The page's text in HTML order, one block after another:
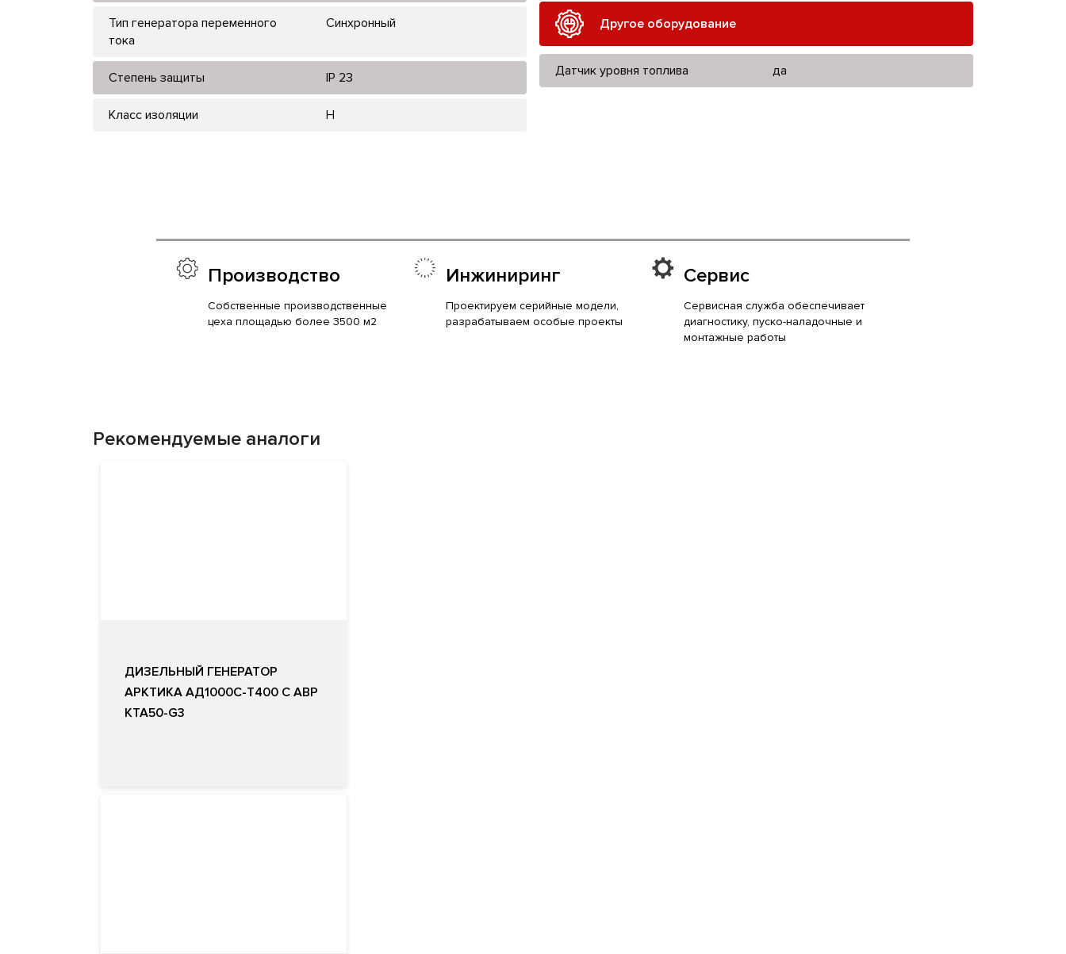
Тип генератора переменного
тока
Синхронный
Степень защиты IP 23
Класс изоляции H
Другое оборудование
Датчик уровня топлива да
Производство
Собственные производственные
цеха площадью более 3500 м2
Инжиниринг
Проектируем серийные модели,
разрабатываем особые проекты
Сервис
Сервисная служба обеспечивает
диагностику, пуско-наладочные и
монтажные работы
Рекомендуемые аналоги
ДИЗЕЛЬНЫЙ ГЕНЕРАТОР
АРКТИКА АД1000С-Т400 С АВР
KTA50-G3